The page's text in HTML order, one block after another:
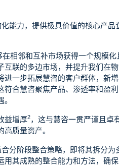
能力，提供极具价值的核心产
相邻和互补市场获得一个规模
联的多边市场，并提升我们在
一步拓展慧咨的客户群体，新
合慧咨聚焦产品、渗透率和盈
益增厚2，这与慧咨一贯严谨且卓
质量资产。
分阶段整合策略，即将其拆分
其成熟的整合能力和方法，确